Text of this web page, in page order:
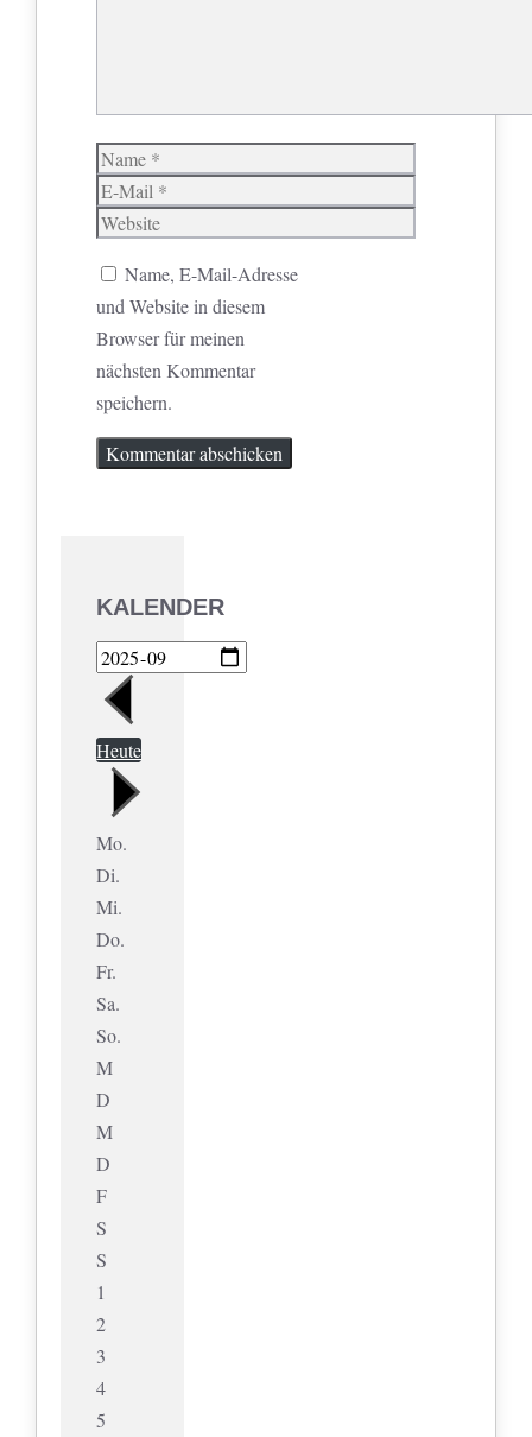
Name
E-
Mail
Website
Name, E-Mail-Adresse
und Website in diesem
Browser für meinen
nächsten Kommentar
speichern.
KALENDER
Heute
Mo.
Di.
Mi.
Do.
Fr.
Sa.
So.
M
D
M
D
F
S
S
1
2
3
4
5